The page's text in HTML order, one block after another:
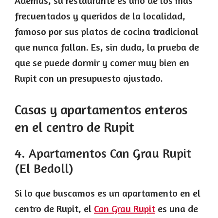
frecuentados y queridos de la localidad,
famoso por sus platos de cocina tradicional
que nunca fallan. Es, sin duda, la prueba de
que se puede dormir y comer muy bien en
Rupit con un presupuesto ajustado.
Casas y apartamentos enteros
en el centro de Rupit
4. Apartamentos Can Grau Rupit
(El Bedoll)
Si lo que buscamos es un apartamento en el
centro de Rupit, el Can Grau Rupites una de